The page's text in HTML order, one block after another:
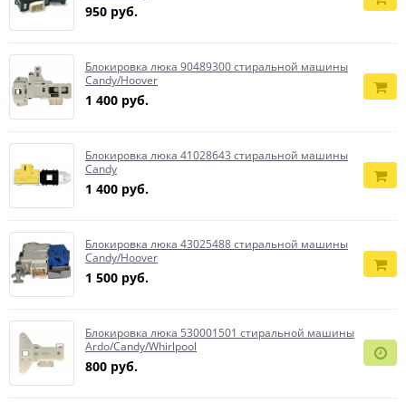
950 руб.
Блокировка люка 90489300 стиральной машины
Candy/Hoover
1 400 руб.
Блокировка люка 41028643 стиральной машины
Candy
1 400 руб.
Блокировка люка 43025488 стиральной машины
Candy/Hoover
1 500 руб.
Блокировка люка 530001501 стиральной машины
Ardo/Candy/Whirlpool
800 руб.